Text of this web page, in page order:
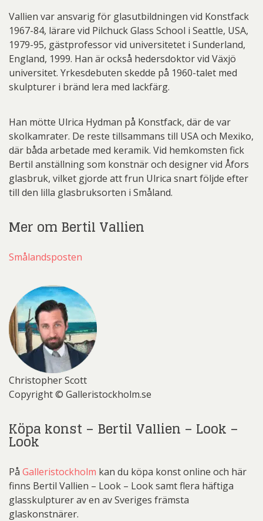
Vallien var ansvarig för glasutbildningen vid Konstfack
1967-84, lärare vid Pilchuck Glass School i Seattle, USA,
1979-95, gästprofessor vid universitetet i Sunderland,
England, 1999. Han är också hedersdoktor vid Växjö
universitet. Yrkesdebuten skedde på 1960-talet med
skulpturer i bränd lera med lackfärg.
Han mötte Ulrica Hydman på Konstfack, där de var
skolkamrater. De reste tillsammans till USA och Mexiko,
där båda arbetade med keramik. Vid hemkomsten fick
Bertil anställning som konstnär och designer vid Åfors
glasbruk, vilket gjorde att frun Ulrica snart följde efter
till den lilla glasbruksorten i Småland.
Mer om Bertil Vallien
Smålandsposten
Christopher Scott
Copyright © Galleristockholm.se
Köpa konst – Bertil Vallien – Look –
Look
På Galleristockholm kan du köpa konst online och här
finns Bertil Vallien – Look – Look samt flera häftiga
glasskulpturer av en av Sveriges främsta
glaskonstnärer.